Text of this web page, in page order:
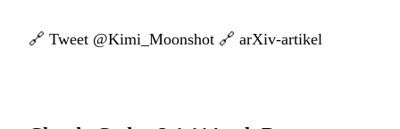
🔗 Tweet @Kimi_Moonshot 🔗 arXiv-artikel